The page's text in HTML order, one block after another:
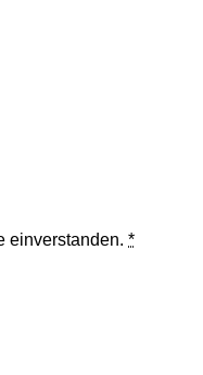
einverstanden. *